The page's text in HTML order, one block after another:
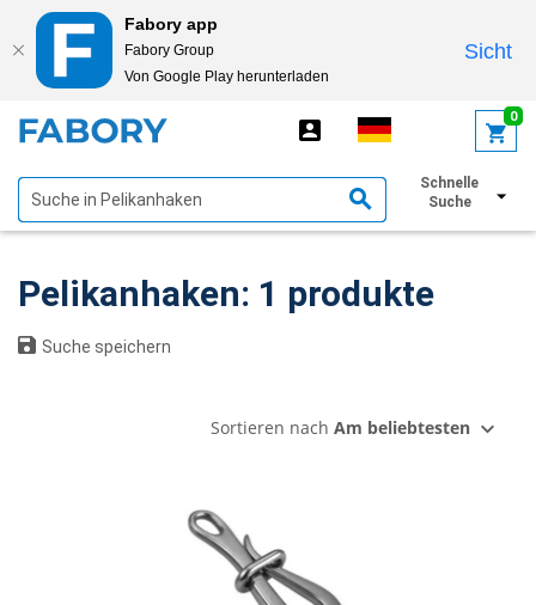
Fabory app
Fabory Group
Von Google Play herunterladen
Sicht
0
Schnelle
Suche
Pelikanhaken: 1 produkte
Suche speichern
Sortieren nach Am beliebtesten